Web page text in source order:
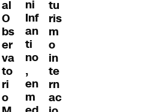
al
O
bs
er
va
to
ri
o
ni
Inf
an
ti
no
,
en
m
tu
ris
m
o
in
te
rn
ac